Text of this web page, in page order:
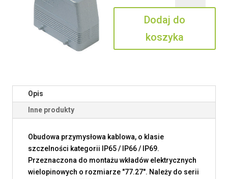
16
Dodaj do
koszyka
Opis
Inne produkty
Obudowa przymysłowa kablowa, o klasie
szczelności kategorii IP65 / IP66 / IP69.
Przeznaczona do montażu wkładów elektrycznych
wielopinowych o rozmiarze "77.27". Należy do serii